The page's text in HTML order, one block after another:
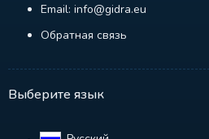
Email: info@gidra.eu
Обратная связь
Выберите язык